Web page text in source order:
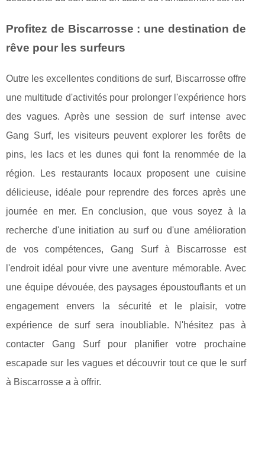
Profitez de Biscarrosse : une destination de
rêve pour les surfeurs
Outre les excellentes conditions de surf, Biscarrosse offre
une multitude d'activités pour prolonger l'expérience hors
des vagues. Après une session de surf intense avec
Gang Surf, les visiteurs peuvent explorer les forêts de
pins, les lacs et les dunes qui font la renommée de la
région. Les restaurants locaux proposent une cuisine
délicieuse, idéale pour reprendre des forces après une
journée en mer. En conclusion, que vous soyez à la
recherche d'une initiation au surf ou d'une amélioration
de vos compétences, Gang Surf à Biscarrosse est
l'endroit idéal pour vivre une aventure mémorable. Avec
une équipe dévouée, des paysages époustouflants et un
engagement envers la sécurité et le plaisir, votre
expérience de surf sera inoubliable. N'hésitez pas à
contacter Gang Surf pour planifier votre prochaine
escapade sur les vagues et découvrir tout ce que le surf
à Biscarrosse a à offrir.